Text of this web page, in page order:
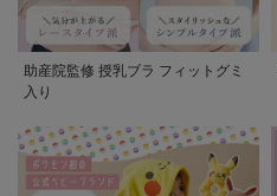
助産院監修 授乳ブラ フィットグミ
入り